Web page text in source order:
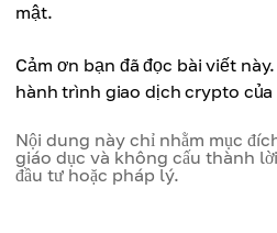
mật.
Cảm ơn bạn đã đọc bài viết
hành trình giao dịch crypto của
Nội dung này chỉ nhằm mục
giáo dục và không cấu thành
đầu tư hoặc pháp lý.